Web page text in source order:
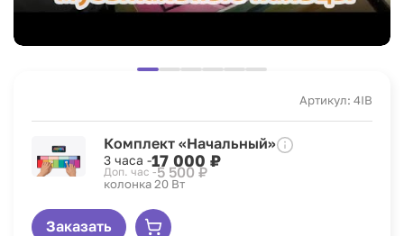
Артикул: 4IB
Комплект «Начальный»
3 часа -17 000 ₽
Доп. час -5 500 ₽
колонка 20 Вт
Заказать